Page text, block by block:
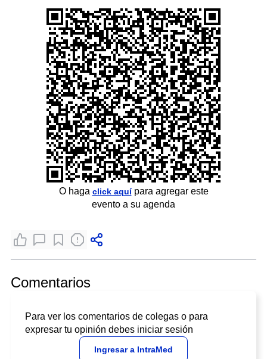
O haga click aquípara agregar este
evento a su agenda
Comentarios
Para ver los comentarios de colegas o para
expresar tu opinión debes iniciar sesión
Ingresar a IntraMed